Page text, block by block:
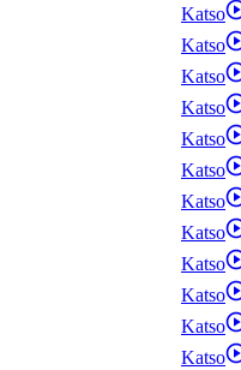
Katso
Katso
Katso
Katso
Katso
Katso
Katso
Katso
Katso
Katso
Katso
Katso